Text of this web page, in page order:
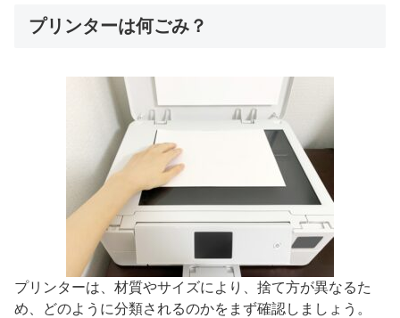
プリンターは何ごみ？
プリンターは、材質やサイズにより、捨て方が異なるた
め、どのように分類されるのかをまず確認しましょう。